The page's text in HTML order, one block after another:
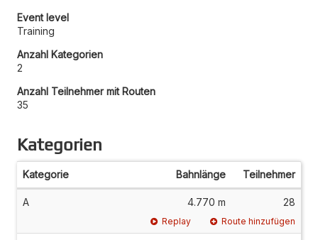
Event level
Training
Anzahl Kategorien
2
Anzahl Teilnehmer mit Routen
35
Kategorien
Kategorie Bahnlänge Teilnehmer
A 4.770 m 28
Replay Route hinzufügen